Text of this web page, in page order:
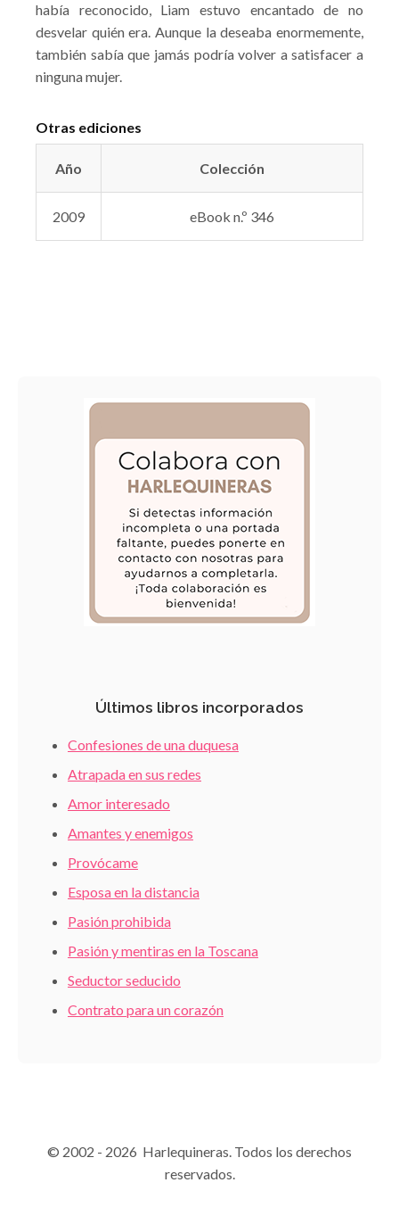
había reconocido, Liam estuvo encantado de no
desvelar quién era. Aunque la deseaba enormemente,
también sabía que jamás podría volver a satisfacer a
ninguna mujer.
Otras ediciones
Año Colección
2009 eBook n.º 346
Últimos libros incorporados
Confesiones de una duquesa
Atrapada en sus redes
Amor interesado
Amantes y enemigos
Provócame
Esposa en la distancia
Pasión prohibida
Pasión y mentiras en la Toscana
Seductor seducido
Contrato para un corazón
© 2002 - 2026 Harlequineras. Todos los derechos
reservados.